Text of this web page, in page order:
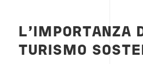
L'IMPORTANZA
TURISMO